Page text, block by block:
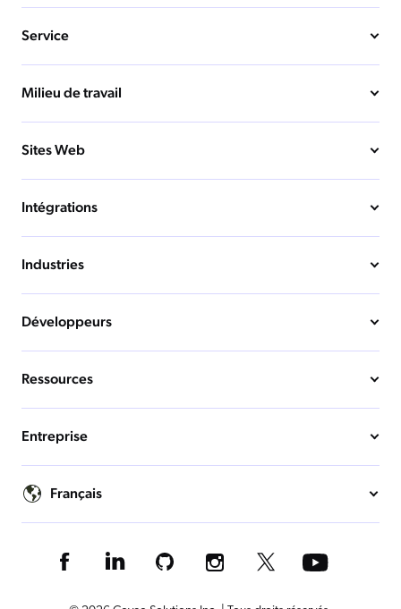
Service
Milieu de travail
Sites Web
Intégrations
Industries
Développeurs
Ressources
Entreprise
Français